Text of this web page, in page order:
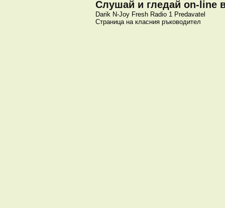
Слушай и гледай on-line
Darik N-Joy Fresh Radio 1 Predavatel
Страница на класния ръководител